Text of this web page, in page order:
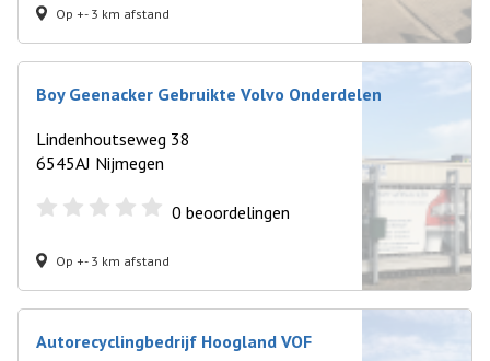
Op +- 3 km afstand
Boy Geenacker Gebruikte Volvo Onderdelen
Lindenhoutseweg 38
6545AJ Nijmegen
0 beoordelingen
Op +- 3 km afstand
Autorecyclingbedrijf Hoogland VOF